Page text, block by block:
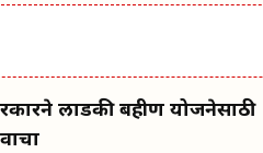
लाडकी बहीण योजनेसाठी